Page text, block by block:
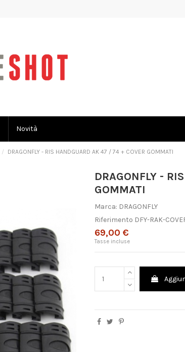
Novità
DRAGONFLY - RIS HANDGUARD AK 47 / 74 + COVER GOMMATI
DRAGONFLY -
GOMMATI
Marca: DRAGONFLY
Riferimento DFY-RAK-
69,00 €
Tasse incluse